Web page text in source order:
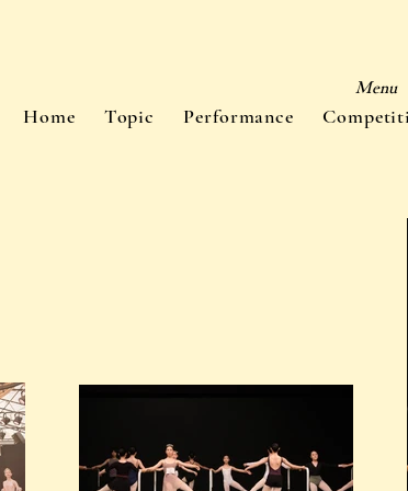
Menu
Home Topic Performance